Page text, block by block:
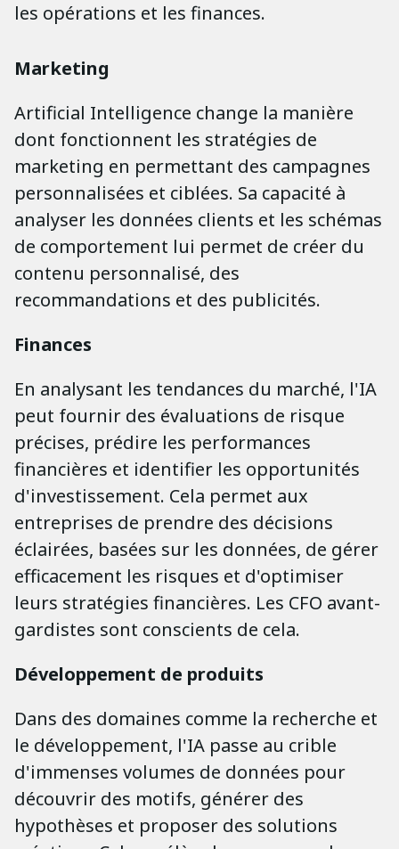
les opérations et les finances.
Marketing
Artificial Intelligence change la manière
dont fonctionnent les stratégies de
marketing en permettant des campagnes
personnalisées et ciblées. Sa capacité à
analyser les données clients et les schémas
de comportement lui permet de créer du
contenu personnalisé, des
recommandations et des publicités.
Finances
En analysant les tendances du marché, l'IA
peut fournir des évaluations de risque
précises, prédire les performances
financières et identifier les opportunités
d'investissement. Cela permet aux
entreprises de prendre des décisions
éclairées, basées sur les données, de gérer
efficacement les risques et d'optimiser
leurs stratégies financières. Les CFO avant-
gardistes sont conscients de cela.
Développement de produits
Dans des domaines comme la recherche et
le développement, l'IA passe au crible
d'immenses volumes de données pour
découvrir des motifs, générer des
hypothèses et proposer des solutions